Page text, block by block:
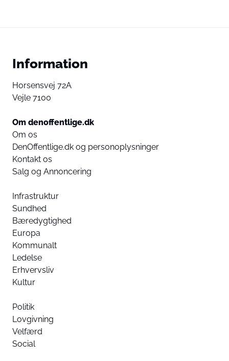
Information
Horsensvej 72A
Vejle 7100
Om denoffentlige.dk
Om os
DenOffentlige.dk og personoplysninger
Kontakt os
Salg og Annoncering
Infrastruktur
Sundhed
Bæredygtighed
Europa
Kommunalt
Ledelse
Erhvervsliv
Kultur
Politik
Lovgivning
Velfærd
Social